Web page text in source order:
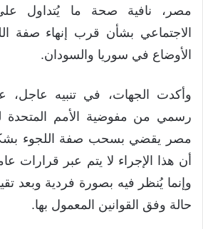
مصر، نافية صحة ما يُتداول
الاجتماعي بشأن قرب إنهاء صفة
الأوضاع في سوريا والسودان.
وأكدت الجهات، في تنبيه عاجل،
رسمي من مفوضية الأمم المتحدة
مصر يقضي بسحب صفة اللجوء
أن هذا الإجراء لا يتم عبر قرارات
وإنما يُنظر فيه بصورة فردية وبعد
حالة وفق القوانين المعمول بها.